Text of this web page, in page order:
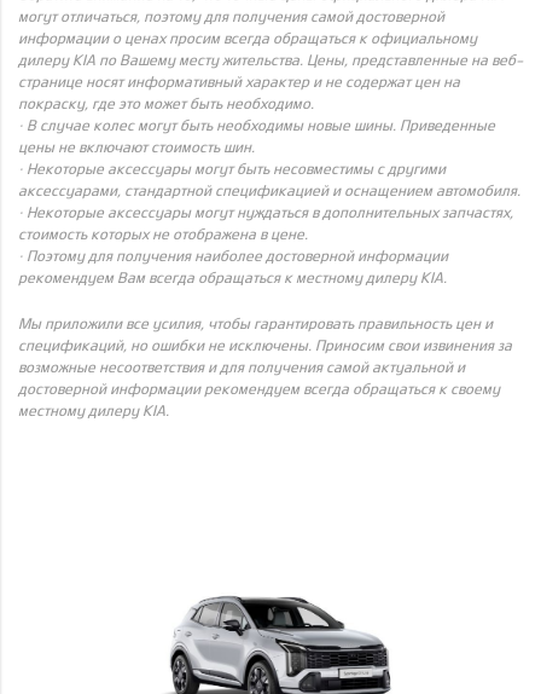
могут отличаться, поэтому для получения самой достоверной
информации о ценах просим всегда обращаться к официальному
дилеру KIA по Вашему месту жительства. Цены, представленные на веб-
странице носят информативный характер и не содержат цен на
покраску, где это может быть необходимо.
· В случае колес могут быть необходимы новые шины. Приведенные
цены не включают стоимость шин.
· Некоторые аксессуары могут быть несовместимы с другими
аксессуарами, стандартной спецификацией и оснащением автомобиля.
· Некоторые аксессуары могут нуждаться в дополнительных запчастях,
стоимость которых не отображена в цене.
· Поэтому для получения наиболее достоверной информации
рекомендуем Вам всегда обращаться к местному дилеру KIA.
Мы приложили все усилия, чтобы гарантировать правильность цен и
спецификаций, но ошибки не исключены. Приносим свои извинения за
возможные несоответствия и для получения самой актуальной и
достоверной информации рекомендуем всегда обращаться к своему
местному дилеру KIA.